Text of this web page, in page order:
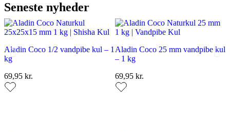
Seneste nyheder
Aladin Coco 1/2 vandpibe kul – 1
kg
69,95 kr.
Aladin Coco 25 mm vandpibe kul
– 1 kg
69,95 kr.